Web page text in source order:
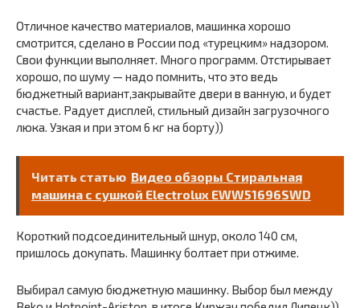
Отличное качество материалов, машинка хорошо
смотрится, сделано в России под «турецким» надзором.
Свои функции выполняет. Много программ. Отстирывает
хорошо, по шуму — надо помнить, что это ведь
бюджетный вариант,закрывайте двери в ванную, и будет
счастье. Радует дисплей, стильный дизайн загрузочного
люка. Узкая и при этом 6 кг на борту))
Читать статью Видео обзоры Стиральная
машина с сушкой Electrolux EWW51696SWD
Короткий подсоединительный шнур, около 140 см,
пришлось докупать. Машинку болтает при отжиме.
Выбирал самую бюджетную машинку. Выбор был между